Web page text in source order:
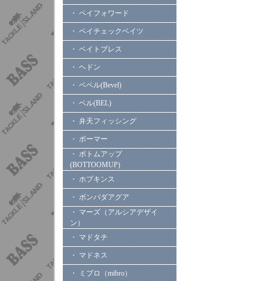
・ ペイフォワード
・ ペイチェックベイツ
・ ベイトブレス
・ ヘドン
・ ベベル(Bevel)
・ ベル(BEL)
・ 弁天フィッシング
・ ボーマー
・ ボトムアップ
(BOTTOOMUP)
・ ホプキンス
・ ボンバダアグア
・ マーズ（アルシアデザイ
ン）
・ マドタチ
・ マドネス
・ ミブロ（mibro）